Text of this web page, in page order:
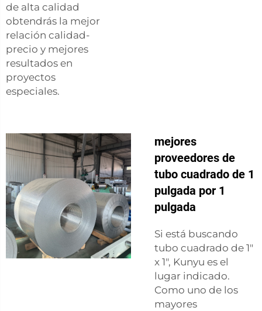
de alta calidad
obtendrás la mejor
relación calidad-
precio y mejores
resultados en
proyectos
especiales.
mejores
proveedores de
tubo cuadrado de 1
pulgada por 1
pulgada
Si está buscando
tubo cuadrado de 1"
x 1", Kunyu es el
lugar indicado.
Como uno de los
mayores